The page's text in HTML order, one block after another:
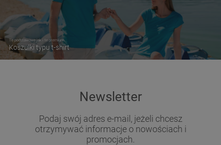
Te podstawowe jak i te premium
Koszulki typu t-shirt
Newsletter
Podaj swój adres e-mail, jeżeli chcesz
otrzymywać informacje o nowościach i
promocjach.